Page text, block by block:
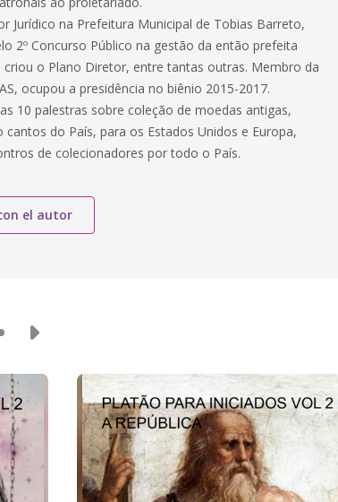
Jurídico na Prefeitura Municipal de Tobias Barreto,
2º Concurso Público na gestão da então prefeita
o Plano Diretor, entre tantas outras. Membro da
ocupou a presidência no biênio 2015-2017.
10 palestras sobre coleção de moedas antigas,
do País, para os Estados Unidos e Europa,
de colecionadores por todo o País.
el autor